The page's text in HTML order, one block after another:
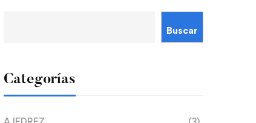
Buscar
Categorías